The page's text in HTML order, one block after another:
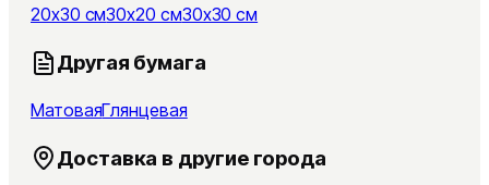
20x30 см30x20 см30x30 см
Другая бумага
МатоваяГлянцевая
Доставка в другие города